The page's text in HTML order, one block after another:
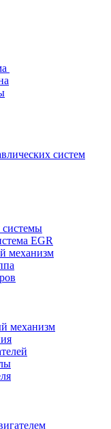
систем
системы
EGR
механизм
механизм